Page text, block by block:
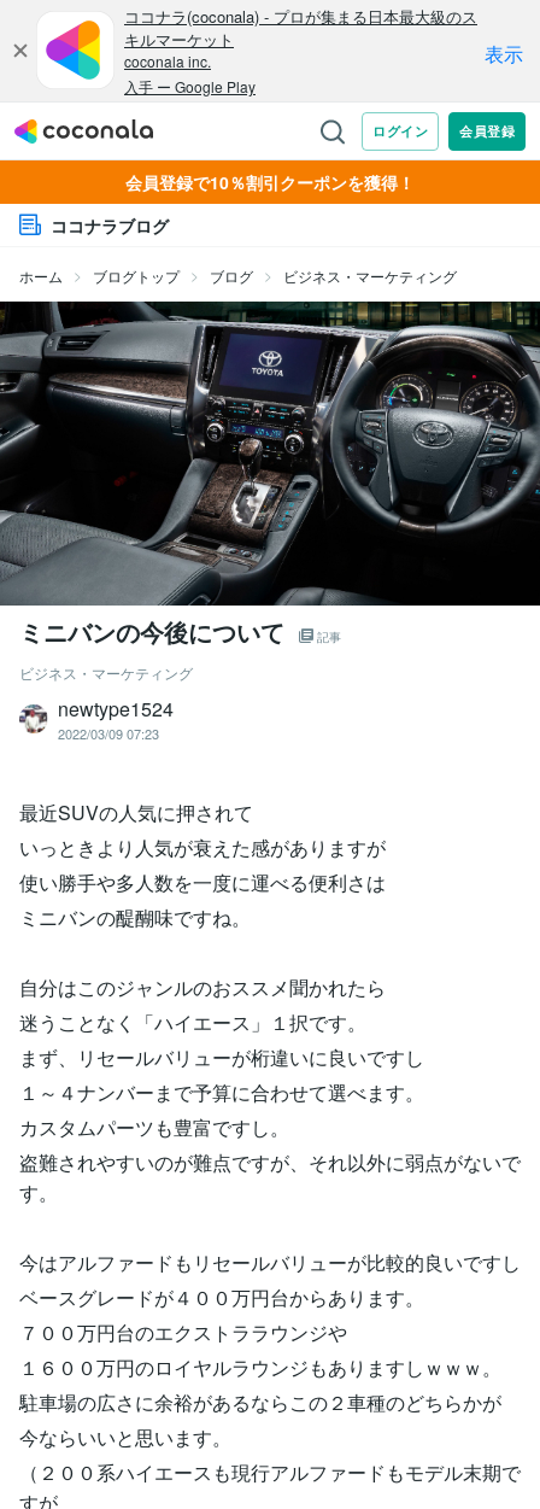
会員登録で10％割引クーポンを獲得！
ココナラブログ
ホーム ブログトップ ブログ ビジネス・マーケティング
ミニバンの今後について 記事
ビジネス・マーケティング
newtype1524
2022/03/09 07:23
最近SUVの人気に押されて
いっときより人気が衰えた感がありますが
使い勝手や多人数を一度に運べる便利さは
ミニバンの醍醐味ですね。
自分はこのジャンルのおススメ聞かれたら
迷うことなく「ハイエース」１択です。
まず、リセールバリューが桁違いに良いですし
１～４ナンバーまで予算に合わせて選べます。
カスタムパーツも豊富ですし。
盗難されやすいのが難点ですが、それ以外に弱点がないで
す。
今はアルファードもリセールバリューが比較的良いですし
ベースグレードが４００万円台からあります。
７００万円台のエクストララウンジや
１６００万円のロイヤルラウンジもありますしｗｗｗ。
駐車場の広さに余裕があるならこの２車種のどちらかが
今ならいいと思います。
（２００系ハイエースも現行アルファードもモデル末期で
すが